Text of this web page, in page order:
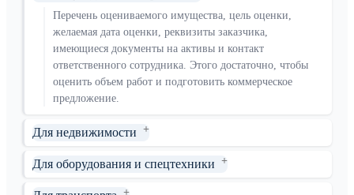
Перечень оцениваемого имущества, цель оценки,
желаемая дата оценки, реквизиты заказчика,
имеющиеся документы на активы и контакт
ответственного сотрудника. Этого достаточно, чтобы
оценить объем работ и подготовить коммерческое
предложение.
Для недвижимости
Для оборудования и спецтехники